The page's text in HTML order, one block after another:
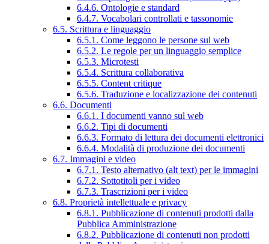
6.4.6. Ontologie e standard
6.4.7. Vocabolari controllati e tassonomie
6.5. Scrittura e linguaggio
6.5.1. Come leggono le persone sul web
6.5.2. Le regole per un linguaggio semplice
6.5.3. Microtesti
6.5.4. Scrittura collaborativa
6.5.5. Content critique
6.5.6. Traduzione e localizzazione dei contenuti
6.6. Documenti
6.6.1. I documenti vanno sul web
6.6.2. Tipi di documenti
6.6.3. Formato di lettura dei documenti elettronici
6.6.4. Modalità di produzione dei documenti
6.7. Immagini e video
6.7.1. Testo alternativo (alt text) per le immagini
6.7.2. Sottotitoli per i video
6.7.3. Trascrizioni per i video
6.8. Proprietà intellettuale e privacy
6.8.1. Pubblicazione di contenuti prodotti dalla
Pubblica Amministrazione
6.8.2. Pubblicazione di contenuti non prodotti